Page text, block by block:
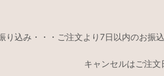
り込み・・・ご注文より7日以内のお振
ンセルはご注文日よ